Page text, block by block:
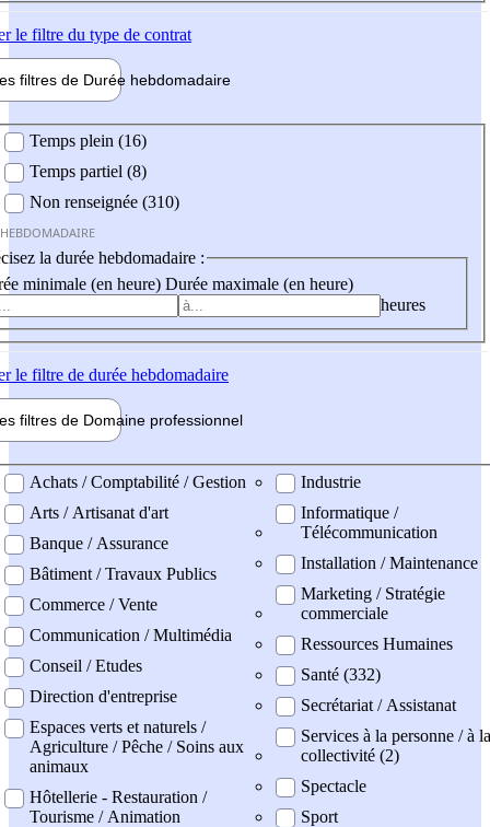
le filtre du type de contrat
filtres de Durée hebdomadaire
Temps plein (16)
Temps partiel (8)
Non renseignée (310)
la durée hebdomadaire :
minimale (en heure) Durée maximale (en heure)
heures
le filtre de durée hebdomadaire
filtres de Domaine professionnel
professionel
Achats / Comptabilité / Gestion
Arts / Artisanat d'art
Banque / Assurance
Bâtiment / Travaux Publics
Commerce / Vente
Communication / Multimédia
Conseil / Etudes
Direction d'entreprise
Espaces verts et naturels /
Agriculture / Pêche / Soins aux
animaux
Hôtellerie - Restauration /
Tourisme / Animation
Industrie
Informatique /
Télécommunication
Installation / Maintenance
Marketing / Stratégie
commerciale
Ressources Humaines
Santé (332)
Secrétariat / Assistanat
Services à la personne / à la
collectivité (2)
Spectacle
Sport